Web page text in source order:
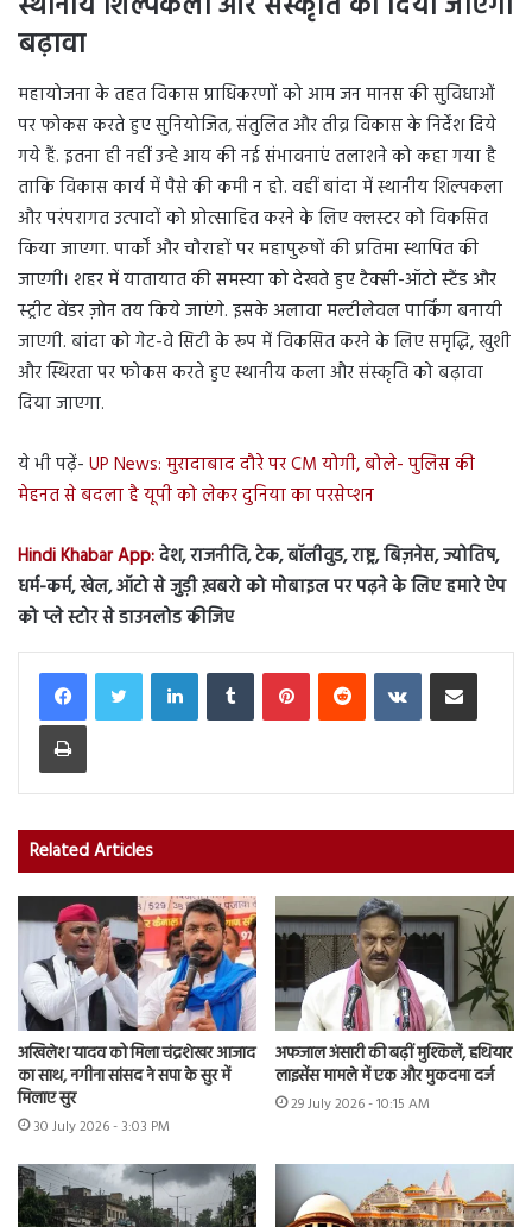
बढ़ावा
महायोजना के तहत विकास प्राधिकरणों को आम जन मानस की सुविधाओं
पर फोकस करते हुए सुनियोजित, संतुलित और तीव्र विकास के निर्देश दिये
गये हैं. इतना ही नहीं उन्हे आय की नई संभावनाएं तलाशने को कहा गया है
ताकि विकास कार्य में पैसे की कमी न हो. वहीं बांदा में स्थानीय शिल्पकला
और परंपरागत उत्पादों को प्रोत्साहित करने के लिए क्लस्टर को विकसित
किया जाएगा. पार्कों और चौराहों पर महापुरुषों की प्रतिमा स्थापित की
जाएगी। शहर में यातायात की समस्या को देखते हुए टैक्सी-ऑटो स्टैंड और
स्ट्रीट वेंडर ज़ोन तय किये जाएंगे. इसके अलावा मल्टीलेवल पार्किंग बनायी
जाएगी. बांदा को गेट-वे सिटी के रूप में विकसित करने के लिए समृद्धि, खुशी
और स्थिरता पर फोकस करते हुए स्थानीय कला और संस्कृति को बढ़ावा
दिया जाएगा.
ये भी पढ़ें- UP News: मुरादाबाद दौरे पर CM योगी, बोले- पुलिस की
मेहनत से बदला है यूपी को लेकर दुनिया का परसेप्शन
Hindi Khabar App:देश, राजनीति, टेक, बॉलीवुड, राष्ट्र, बिज़नेस, ज्योतिष,
धर्म-कर्म, खेल, ऑटो से जुड़ी ख़बरो को मोबाइल पर पढ़ने के लिए हमारे ऐप
को प्ले स्टोर से डाउनलोड कीजिए
LinkedInTumblr PinterestReddit VKontakteShare via Email
Print
Related Articles
अखिलेश यादव को मिला चंद्रशेखर आजाद
का साथ, नगीना सांसद ने सपा के सुर में
मिलाए सुर
30 July 2026 - 3:03 PM
अफजाल अंसारी की बढ़ीं मुश्किलें, हथियार
लाइसेंस मामले में एक और मुकदमा दर्ज
29 July 2026 - 10:15 AM